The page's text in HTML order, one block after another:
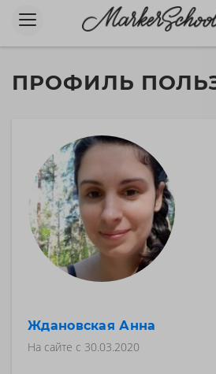
ПРОФИЛЬ
Ждановская Анна
На сайте с 30.03.2020